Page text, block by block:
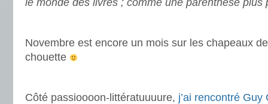
le monde des livres ; comme une parenthèse plus
Novembre est encore un mois sur les chapeaux
chouette
Côté passioooon-littératuuuure, j’ai rencontré Guy